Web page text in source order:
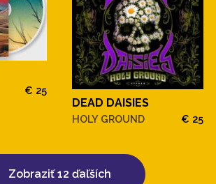
€ 25
DEAD DAISIES
HOLY GROUND € 25
Zobraziť 12 ďaľších